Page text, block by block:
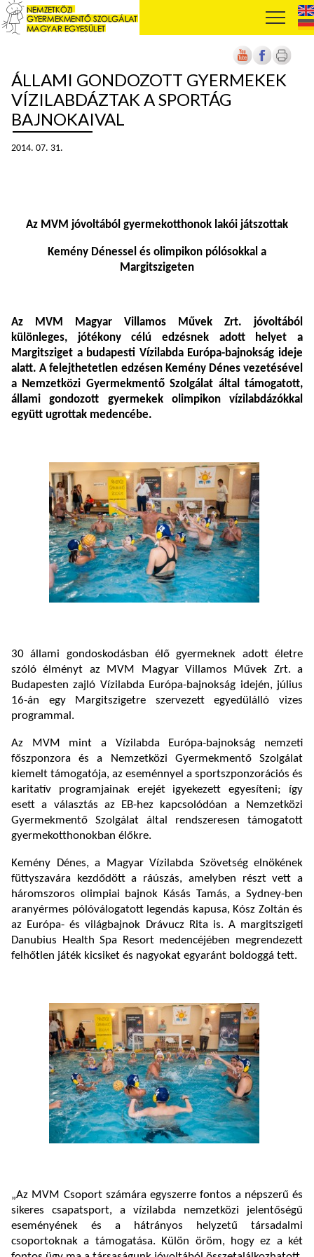
ÁLLAMI GONDOZOTT GYERMEKEK
VÍZILABDÁZTAK A SPORTÁG
BAJNOKAIVAL
2014. 07. 31.
Az MVM jóvoltából gyermekotthonok lakói játszottak
Kemény Dénessel és olimpikon pólósokkal a
Margitszigeten
Az MVM Magyar Villamos Művek Zrt. jóvoltából
különleges, jótékony célú edzésnek adott helyet a
Margitsziget a budapesti Vízilabda Európa-bajnokság ideje
alatt. A felejthetetlen edzésen Kemény Dénes vezetésével
a Nemzetközi Gyermekmentő Szolgálat által támogatott,
állami gondozott gyermekek olimpikon vízilabdázókkal
együtt ugrottak medencébe.
30 állami gondoskodásban élő gyermeknek adott életre
szóló élményt az MVM Magyar Villamos Művek Zrt. a
Budapesten zajló Vízilabda Európa-bajnokság idején, július
16-án egy Margitszigetre szervezett egyedülálló vizes
programmal.
Az MVM mint a Vízilabda Európa-bajnokság nemzeti
főszponzora és a Nemzetközi Gyermekmentő Szolgálat
kiemelt támogatója, az eseménnyel a sportszponzorációs és
karitatív programjainak erejét igyekezett egyesíteni; így
esett a választás az EB-hez kapcsolódóan a Nemzetközi
Gyermekmentő Szolgálat által rendszeresen támogatott
gyermekotthonokban élőkre.
Kemény Dénes, a Magyar Vízilabda Szövetség elnökének
füttyszavára kezdődött a ráúszás, amelyben részt vett a
háromszoros olimpiai bajnok Kásás Tamás, a Sydney-ben
aranyérmes pólóválogatott legendás kapusa, Kósz Zoltán és
az Európa- és világbajnok Drávucz Rita is. A margitszigeti
Danubius Health Spa Resort medencéjében megrendezett
felhőtlen játék kicsiket és nagyokat egyaránt boldoggá tett.
„Az MVM Csoport számára egyszerre fontos a népszerű és
sikeres csapatsport, a vízilabda nemzetközi jelentőségű
eseményének és a hátrányos helyzetű társadalmi
csoportoknak a támogatása. Külön öröm, hogy ez a két